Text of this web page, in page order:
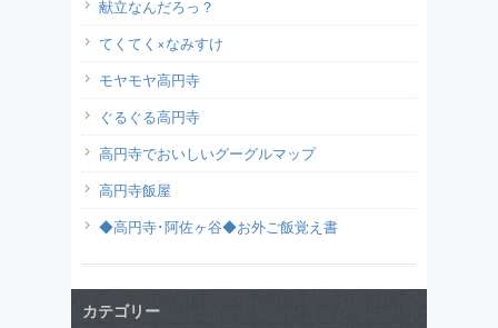
献立なんだろっ？
てくてく×なみすけ
モヤモヤ高円寺
ぐるぐる高円寺
高円寺でおいしいグーグルマップ
高円寺飯屋
◆高円寺･阿佐ヶ谷◆お外ご飯覚え書
カテゴリー